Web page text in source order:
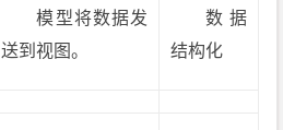
模型将数据发
送到视图。
数据
结构化